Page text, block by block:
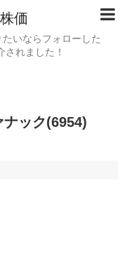
価
いならフォローした
れました！
ナック(6954)